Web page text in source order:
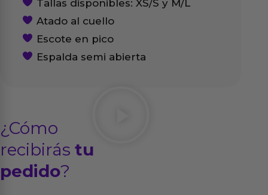
Tallas disponibles: XS/S y M/L
Atado al cuello
Escote en pico
Espalda semi abierta
¿Cómo
recibirás tu
pedido?